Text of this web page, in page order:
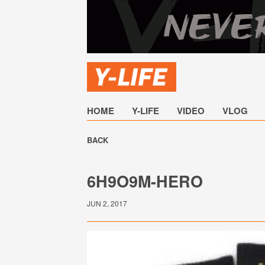
HOME Y-LIFE VIDEO VLOG
BACK
6H9O9M-HERO
JUN 2, 2017